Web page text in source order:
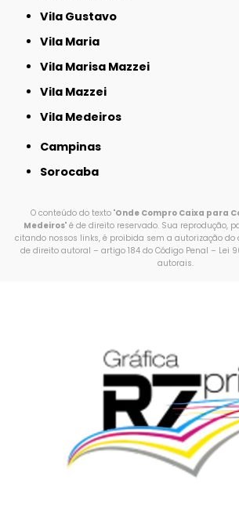
Vila Gustavo
Vila Maria
Vila Marisa Mazzei
Vila Mazzei
Vila Medeiros
Campinas
Sorocaba
O conteúdo do texto "Onde Compro Caixa para
Medeiros" é de direito reservado. Sua reprodução,
citando nossos links, é proibida sem a autorização do
de direito autoral – artigo 184 do Código Penal – Lei
autorais.